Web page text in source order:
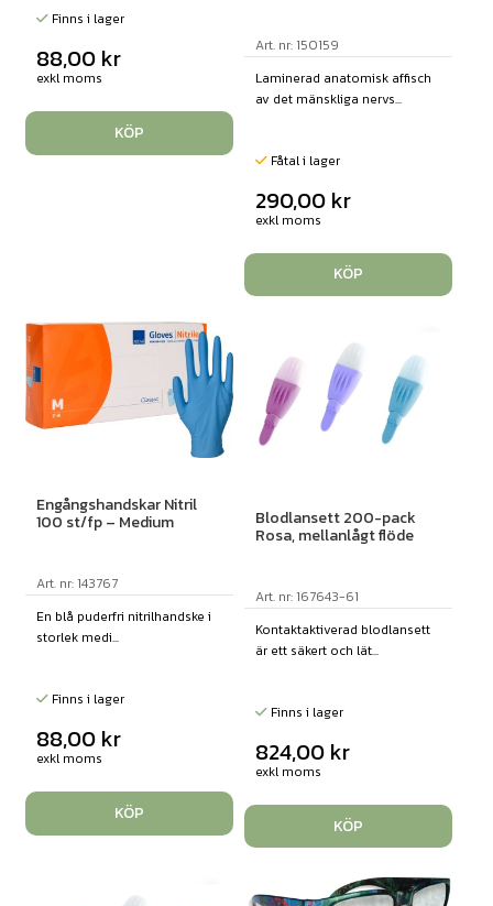
Finns i lager
88,00 kr
exkl moms
KÖP
Art. nr: 150159
Laminerad anatomisk affisch
av det mänskliga nervs...
Fåtal i lager
290,00 kr
exkl moms
KÖP
Engångshandskar Nitril
100 st/fp – Medium
Art. nr: 143767
En blå puderfri nitrilhandske i
storlek medi...
Finns i lager
88,00 kr
exkl moms
KÖP
Blodlansett 200-pack
Rosa, mellanlågt flöde
Art. nr: 167643-61
Kontaktaktiverad blodlansett
är ett säkert och lät...
Finns i lager
824,00 kr
exkl moms
KÖP